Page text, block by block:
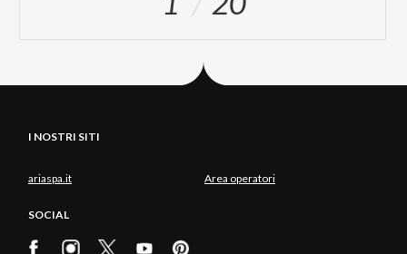
I NOSTRI SITI
ariaspa.it Area operatori
SOCIAL